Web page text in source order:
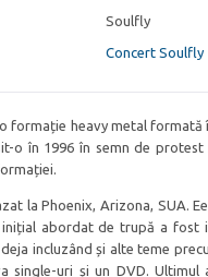
Soulfly
Concert Soulfly
formație heavy metal formată
o în 1996 în semn de
la Phoenix, Arizona, SUA.
abordat de trupă a fost
incluzând și alte teme
single-uri și un DVD.